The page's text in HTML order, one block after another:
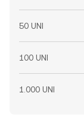
50 UNI
100 UNI
1.000 UNI